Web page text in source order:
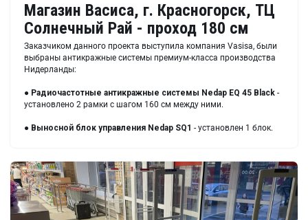
Магазин Васиса, г. Красногорск, ТЦ
Солнечный Рай - проход 180 см
Заказчиком данного проекта выступила компания Vasisa, были
выбраны антикражные системы премиум-класса производства
Нидерланды:
● Радиочастотные антикражные системы Nedap EQ 45 Black -
установлено 2 рамки с шагом 160 см между ними.
● Выносной блок управления Nedap SQ1 - установлен 1 блок.